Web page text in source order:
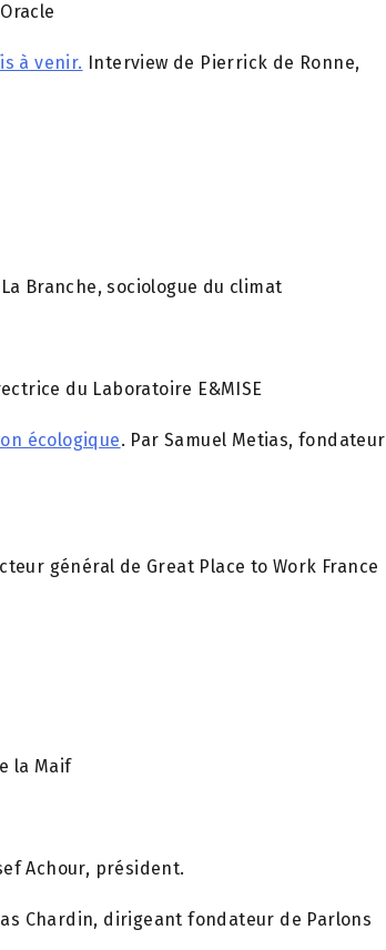
à venir. Interview de Pierrick de Ronne,
Branche, sociologue du climat
du Laboratoire E&MISE
écologique. Par Samuel Metias, fondateur
général de Great Place to Work France
la Maif
Achour, président.
Chardin, dirigeant fondateur de Parlons